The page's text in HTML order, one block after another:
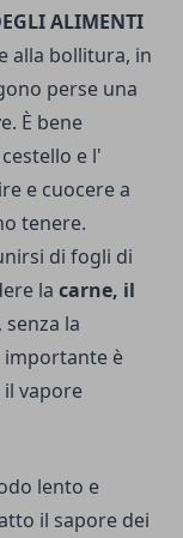
ALIMENTI
alla bollitura, in
perse una
È bene
e l'
e cuocere a
tenere.
di fogli di
la carne, il
la
importante è
vapore
lento e
il sapore dei